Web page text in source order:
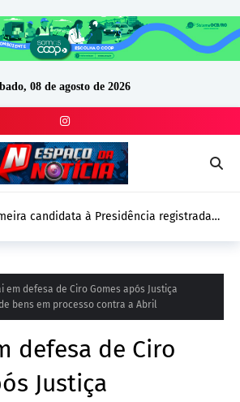
08 de agosto de 2026
candidata à Presidência registrada
em defesa de Ciro Gomes após Justiça
bens em processo contra a Abril
defesa de Ciro
Justiça